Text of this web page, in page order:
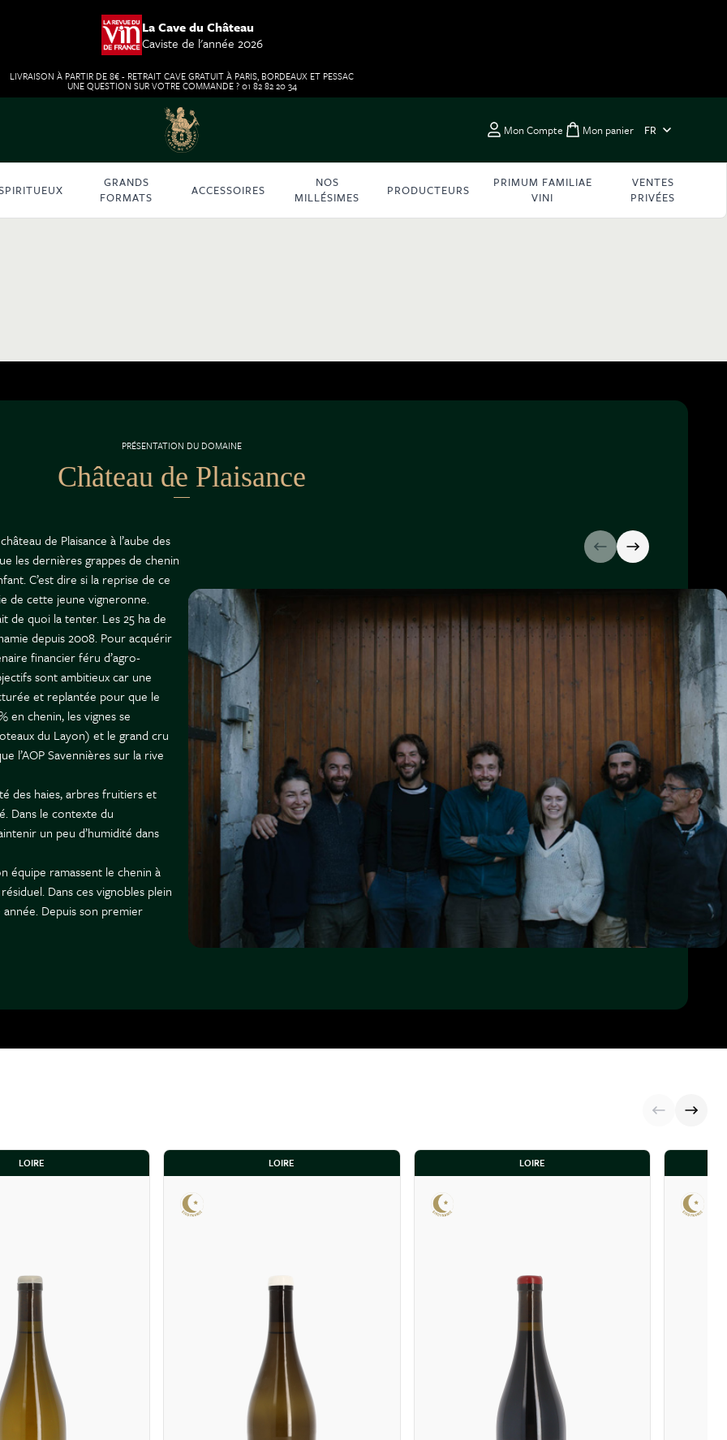
La Cave du Château
Caviste de l'année 2026
LIVRAISON À PARTIR DE 8€ - RETRAIT CAVE GRATUIT À PARIS, BORDEAUX ET PESSAC
UNE QUESTION SUR VOTRE COMMANDE ? 01 82 82 20 34
Mon Compte Toggle minicart,
Mon panier FR
GRANDS
FORMATS
ACCESSOIRES
NOS
MILLÉSIMES
PRODUCTEURS
PRIMUM FAMILIAE
VINI
VENTES
PRIVÉES
PRÉSENTATION DU DOMAINE
Château de Plaisance
de Plaisance à l’aube des
les dernières grappes de chenin
C’est dire si la reprise de ce
de cette jeune vigneronne.
de quoi la tenter. Les 25 ha de
depuis 2008. Pour acquérir
financier féru d’agro-
sont ambitieux car une
et replantée pour que le
en chenin, les vignes se
du Layon) et le grand cru
l’AOP Savennières sur la rive
des haies, arbres fruitiers et
Dans le contexte du
un peu d’humidité dans
équipe ramassent le chenin à
Dans ces vignobles plein
Depuis son premier
des contenants tels que
en amphores et barriques. Le
de Quarts de Chaume.
LOIRE LOIRE LOIRE